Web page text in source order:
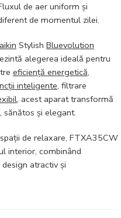
de aer uniform și
de momentul zilei.
Stylish Bluevolution
alegerea ideală pentru
eficiență energetică,
inteligente, filtrare
, acest aparat transformă
și elegant.
de relaxare, FTXA35CW
interior, combinând
atractiv și